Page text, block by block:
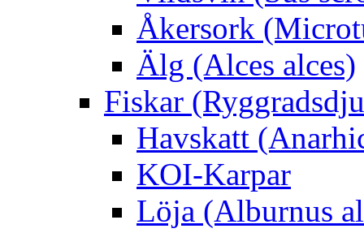
Åkersork
Älg (Alces alces)
Fiskar
Havskatt
KOI-Karpar
Löja (Alburnus